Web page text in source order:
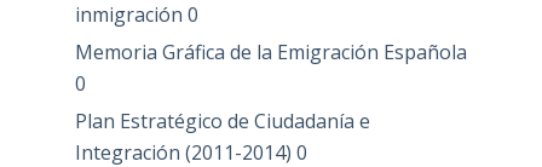
inmigración 0
Memoria Gráfica de la Emigración Española
0
Plan Estratégico de Ciudadanía e
Integración (2011-2014) 0